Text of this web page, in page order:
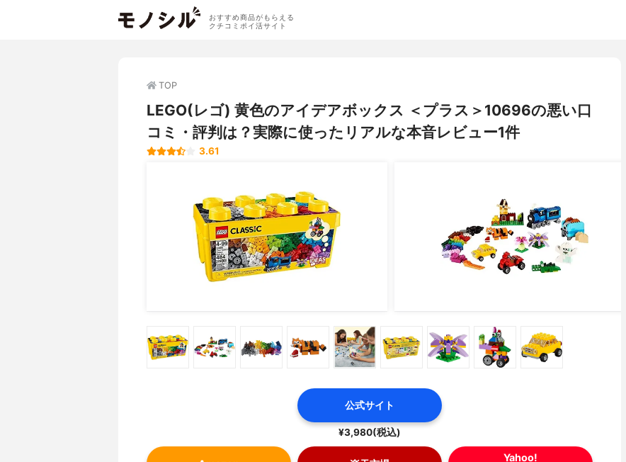
おすすめ商品がもらえる
クチコミポイ活サイト
TOP
LEGO(レゴ) 黄色のアイデアボックス ＜プラス＞10696の悪い口
コミ・評判は？実際に使ったリアルな本音レビュー1件
3.61
公式サイト
¥3,980(税込)
Yahoo!